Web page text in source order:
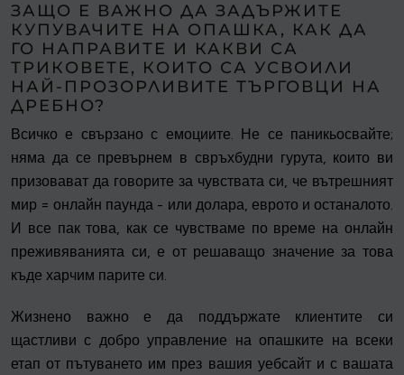
ЗАЩО Е ВАЖНО ДА ЗАДЪРЖИТЕ
КУПУВАЧИТЕ НА ОПАШКА, КАК ДА
ГО НАПРАВИТЕ И КАКВИ СА
ТРИКОВЕТЕ, КОИТО СА УСВОИЛИ
НАЙ-ПРОЗОРЛИВИТЕ ТЪРГОВЦИ НА
ДРЕБНО?
Всичко е свързано с емоциите. Не се паникьосвайте;
няма да се превърнем в свръхбудни гурута, които ви
призовават да говорите за чувствата си, че вътрешният
мир = онлайн паунда - или долара, еврото и останалото.
И все пак това, как се чувстваме по време на онлайн
преживяванията си, е от решаващо значение за това
къде харчим парите си.
Жизнено важно е да поддържате клиентите си
щастливи с добро управление на опашките на всеки
етап от пътуването им през вашия уебсайт и с вашата